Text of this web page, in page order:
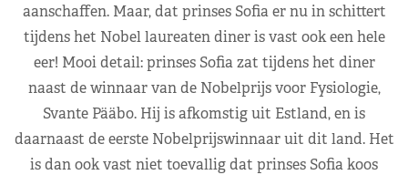
aanschaffen. Maar, dat prinses Sofia er nu in schittert
tijdens het Nobel laureaten diner is vast ook een hele
eer! Mooi detail: prinses Sofia zat tijdens het diner
naast de winnaar van de Nobelprijs voor Fysiologie,
Svante Pääbo. Hij is afkomstig uit Estland, en is
daarnaast de eerste Nobelprijswinnaar uit dit land. Het
is dan ook vast niet toevallig dat prinses Sofia koos